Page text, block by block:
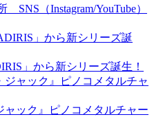
SNS（Instagram/YouTube）
」から新シリーズ誕生！
ック』ピノコメタルチャー